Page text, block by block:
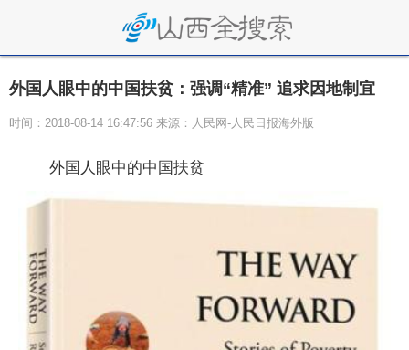
外国人眼中的中国扶贫：强调“精准” 追求因地制宜
时间：2018-08-14 16:47:56 来源：人民网-人民日报海外版
外国人眼中的中国扶贫